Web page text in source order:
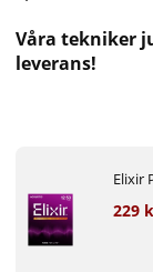
Våra tekniker
leverans!
Elixir
229